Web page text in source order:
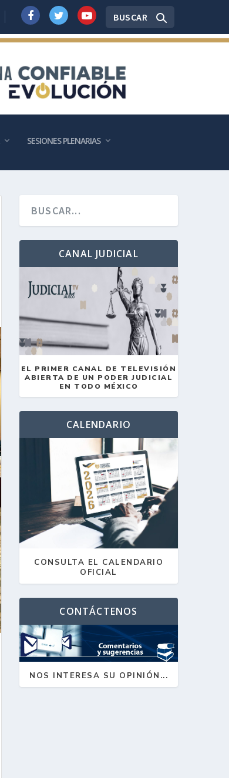
BUSCAR
SESIONES PLENARIAS
CANAL JUDICIAL
EL PRIMER CANAL DE TELEVISIÓN
ABIERTA DE UN PODER JUDICIAL
EN TODO MÉXICO
CALENDARIO
CONSULTA EL CALENDARIO
OFICIAL
CONTÁCTENOS
NOS INTERESA SU OPINIÓN...